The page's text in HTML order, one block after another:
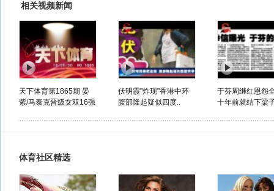
相关视频新闻
天下体育第1865期 晏
紫/马泰克晋级女双16强
伏明霞"炸现"香港中环
腹部隆起疑似四度..
于芬周继红恩怨
十年前就结下梁
体育社区精选